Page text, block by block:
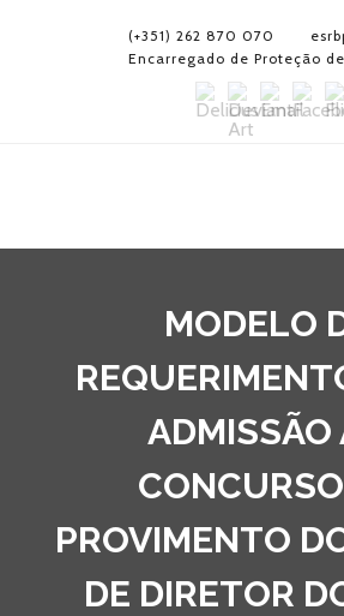
(+351) 262 870 070
Encarregado de Proteção
MODELO
ADMISSÃO
PROVIMENTO
DE DIRETOR